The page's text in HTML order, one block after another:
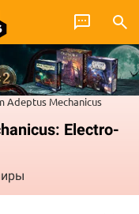
Adeptus Mechanicus
Electro-